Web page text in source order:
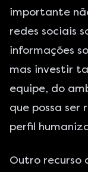
importante
redes sociais
informações
mas investir
equipe, do
que possa ser
perfil
Outro recurso